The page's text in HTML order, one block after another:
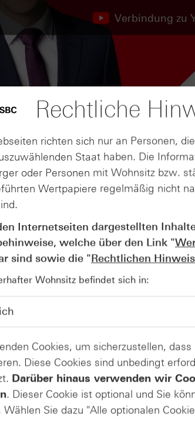
Verbindung zu
AUGUST
07
Wie lange
07.08.26
Rechtliche
richten sich nur an Personen,
Staat haben. Die
oder Personen mit Wohnsitz bzw.
Wertpapiere regelmäßig nicht
Internetseiten dargestellten
welche über den Link "
sind sowie die "Rechtlichen
Wohnsitz befindet sich in:
Cookies, um sicherzustellen,
Diese Cookies sind unbedingt
Darüber hinaus verwenden wir
. Dieser Cookie ist optional und Sie
Wählen Sie dazu "Alle optionalen